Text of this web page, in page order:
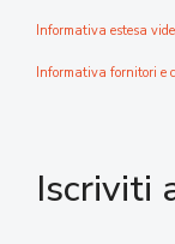
Informativa estesa
Informativa fornitori e
Iscriviti